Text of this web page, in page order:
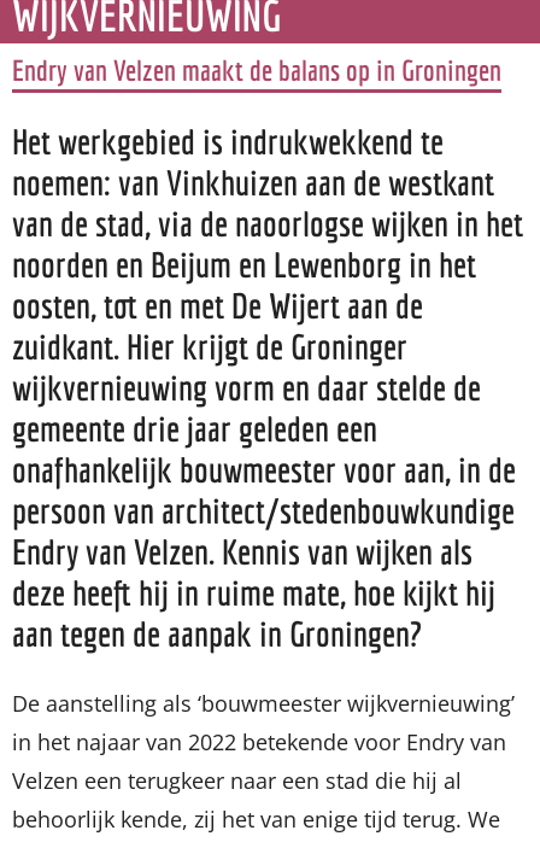
WIJKVERNIEUWING
Endry van Velzen maakt de balans op in Groningen
Het werkgebied is indrukwekkend te
noemen: van Vinkhuizen aan de westkant
van de stad, via de naoorlogse wijken in het
noorden en Beijum en Lewenborg in het
oosten, tot en met De Wijert aan de
zuidkant. Hier krijgt de Groninger
wijkvernieuwing vorm en daar stelde de
gemeente drie jaar geleden een
onafhankelijk bouwmeester voor aan, in de
persoon van architect/stedenbouwkundige
Endry van Velzen. Kennis van wijken als
deze heeft hij in ruime mate, hoe kijkt hij
aan tegen de aanpak in Groningen?
De aanstelling als ‘bouwmeester wijkvernieuwing’
in het najaar van 2022 betekende voor Endry van
Velzen een terugkeer naar een stad die hij al
behoorlijk kende, zij het van enige tijd terug. We